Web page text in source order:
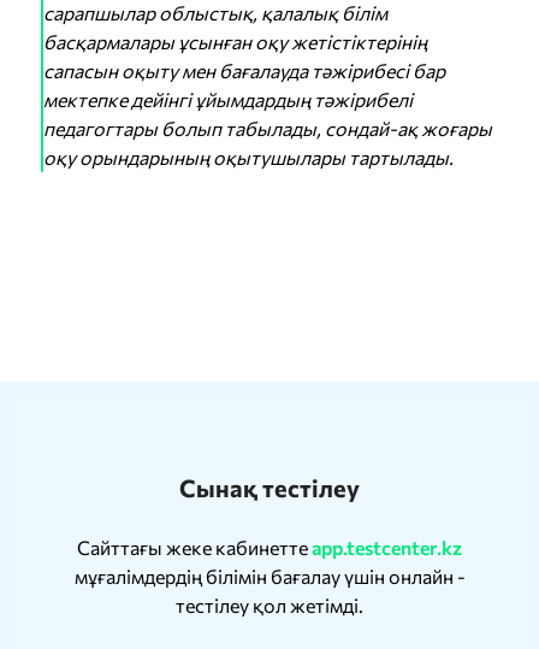
сарапшылар облыстық, қалалық білім
басқармалары ұсынған оқу жетістіктерінің
сапасын оқыту мен бағалауда тәжірибесі бар
мектепке дейінгі ұйымдардың тәжірибелі
педагогтары болып табылады, сондай-ақ жоғары
оқу орындарының оқытушылары тартылады.
Сынақ тестілеу
Сайттағы жеке кабинеттеapp.testcenter.kz
мұғалімдердің білімін бағалау үшін онлайн -
тестілеу қол жетімді.